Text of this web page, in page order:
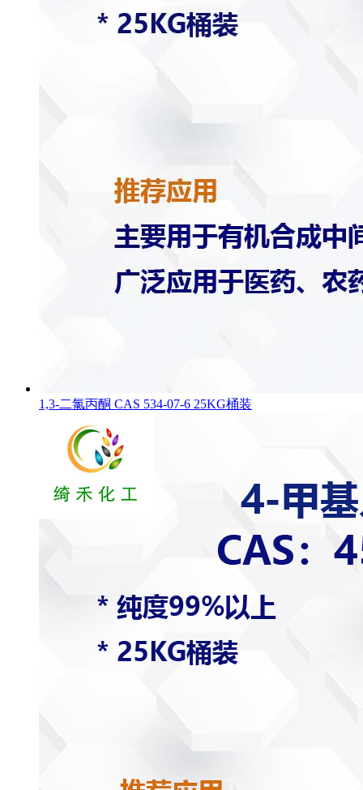
1,3-二氯丙酮 CAS 534-07-6 25KG桶装